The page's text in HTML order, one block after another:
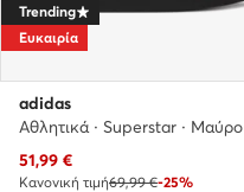
Trending
Ευκαιρία
adidas
Αθλητικά · Superstar · Μαύρο
Τρέχουσα τιμή
51,99 €
Κανονική τιμή69,99 €-25%